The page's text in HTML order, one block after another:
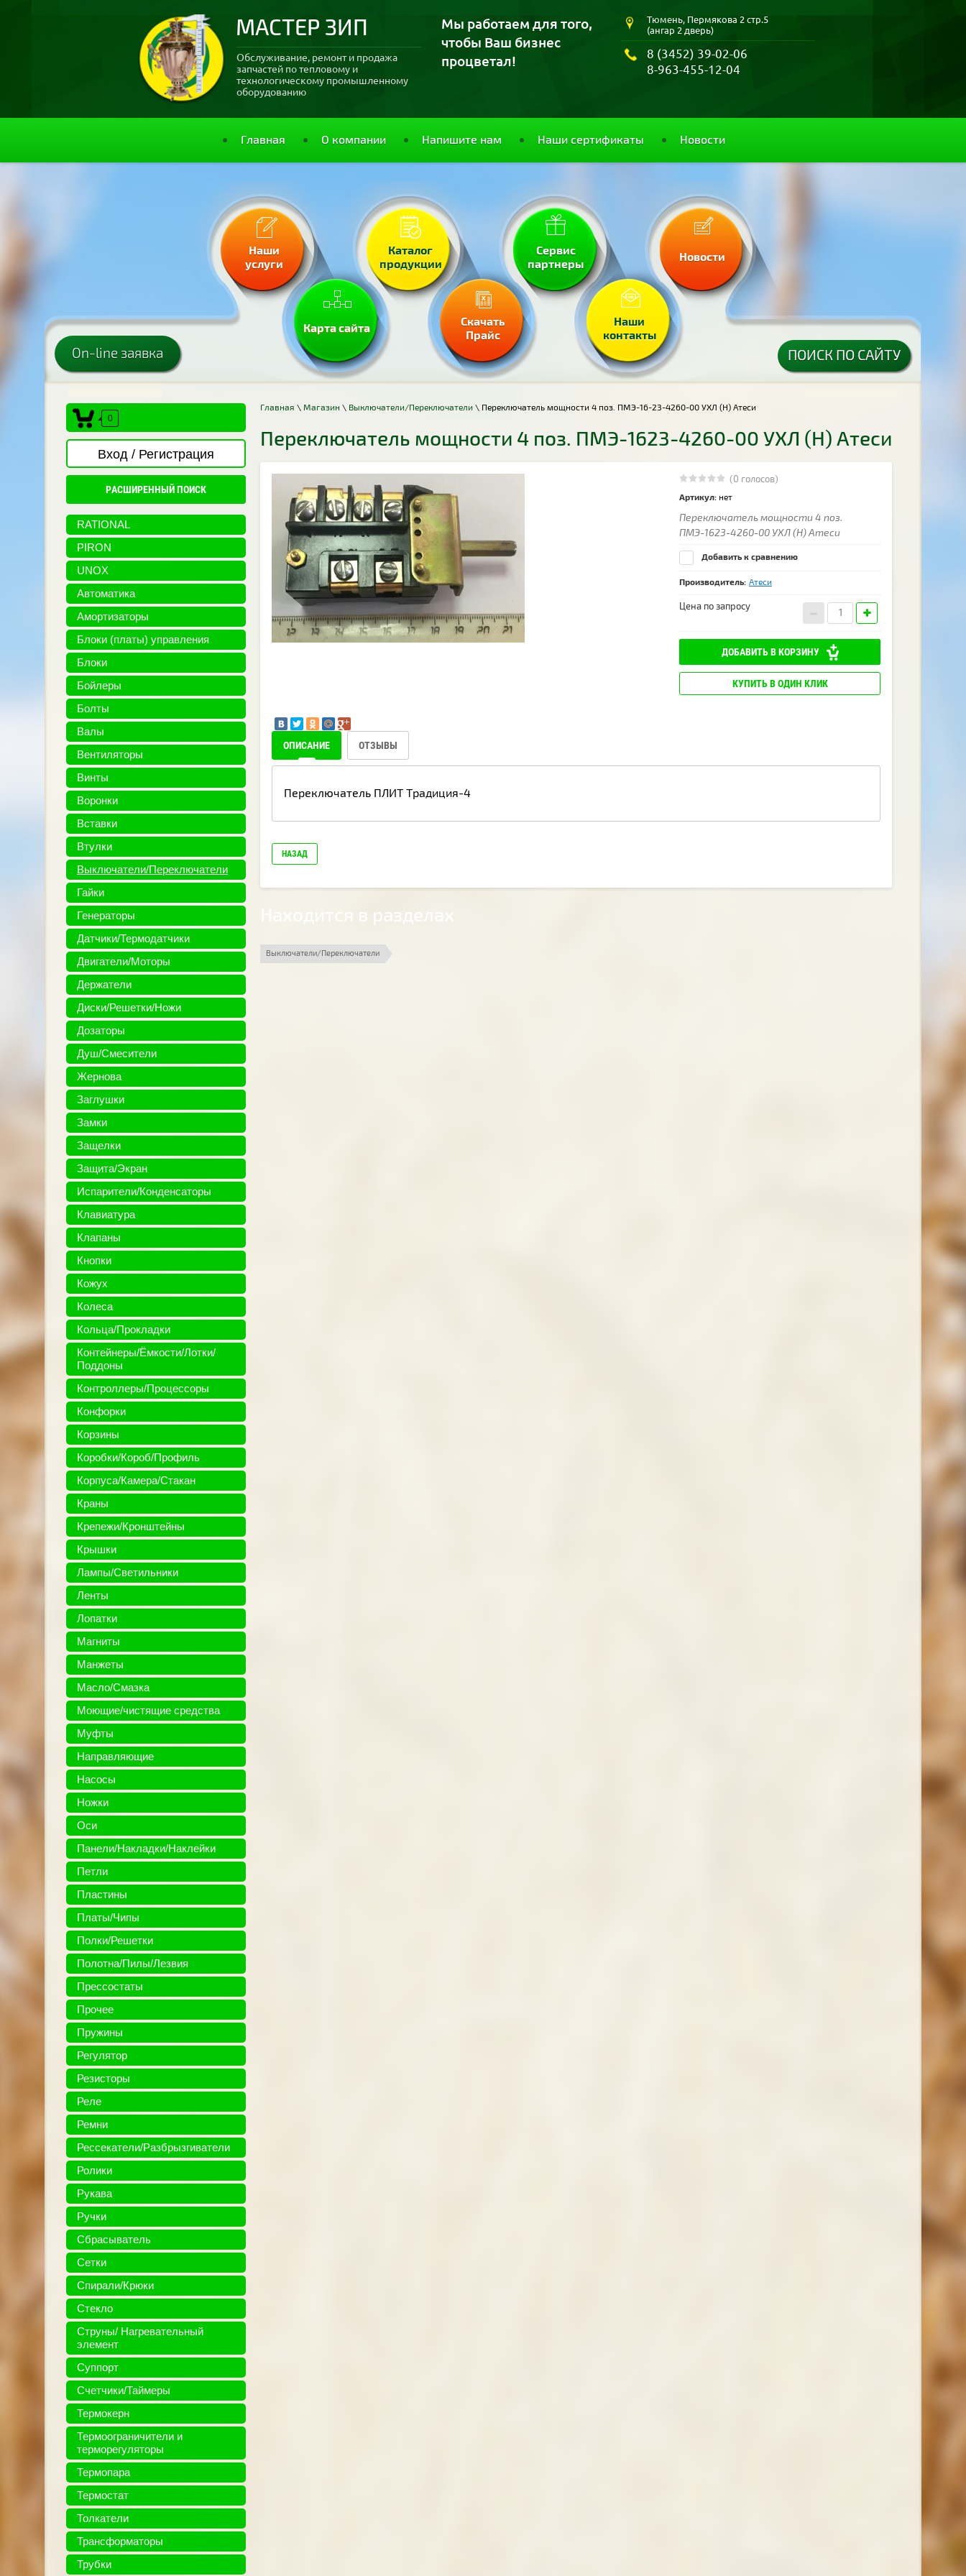
МАСТЕР ЗИП
Обслуживание, ремонт и продажа
запчастей по тепловому и
технологическому промышленному
оборудованию
Мы работаем для того,
чтобы Ваш бизнес
процветал!
Тюмень, Пермякова 2 стр.5
(ангар 2 дверь)
8 (3452) 39-02-06
8-963-455-12-04
Главная О компании Напишите нам Наши сертификаты Новости
Наши
услуги
Каталог
продукции
Сервис
партнеры
Новости
Карта сайта
Скачать
Прайс
Наши
контакты
On-line заявка ПОИСК ПО САЙТУ
0
Вход / Регистрация
РАСШИРЕННЫЙ ПОИСК
RATIONAL
PIRON
UNOX
Автоматика
Амортизаторы
Блоки (платы) управления
Блоки
Бойлеры
Болты
Валы
Вентиляторы
Винты
Воронки
Вставки
Втулки
Выключатели/Переключатели
Гайки
Генераторы
Датчики/Термодатчики
Двигатели/Моторы
Держатели
Диски/Решетки/Ножи
Дозаторы
Душ/Смесители
Жернова
Заглушки
Замки
Защелки
Защита/Экран
Испарители/Конденсаторы
Клавиатура
Клапаны
Кнопки
Кожух
Колеса
Кольца/Прокладки
Контейнеры/Ёмкости/Лотки/
Поддоны
Контроллеры/Процессоры
Конфорки
Корзины
Коробки/Короб/Профиль
Корпуса/Камера/Стакан
Краны
Крепежи/Кронштейны
Крышки
Лампы/Светильники
Ленты
Лопатки
Магниты
Манжеты
Масло/Смазка
Моющие/чистящие средства
Муфты
Направляющие
Насосы
Ножки
Оси
Панели/Накладки/Наклейки
Петли
Пластины
Платы/Чипы
Полки/Решетки
Полотна/Пилы/Лезвия
Прессостаты
Прочее
Пружины
Регулятор
Резисторы
Реле
Ремни
Рессекатели/Разбрызгиватели
Ролики
Рукава
Ручки
Сбрасыватель
Сетки
Спирали/Крюки
Стекло
Струны/ Нагревательный
элемент
Суппорт
Счетчики/Таймеры
Термокерн
Термоограничители и
терморегуляторы
Термопара
Термостат
Толкатели
Трансформаторы
Трубки
Главная \ Магазин \ Выключатели/Переключатели \ Переключатель мощности 4 поз. ПМЭ-16-23-4260-00 УХЛ (Н) Атеси
Переключатель мощности 4 поз. ПМЭ-1623-4260-00 УХЛ (Н) Атеси
(0 голосов)
Артикул: нет
Переключатель мощности 4 поз.
ПМЭ-1623-4260-00 УХЛ (Н) Атеси
Добавить к сравнению
Производитель: Атеси
Цена по запросу
ДОБАВИТЬ В КОРЗИНУ
КУПИТЬ В ОДИН КЛИК
ОПИСАНИЕ ОТЗЫВЫ
Переключатель ПЛИТ Традиция-4
НАЗАД
Находится в разделах
Выключатели/Переключатели